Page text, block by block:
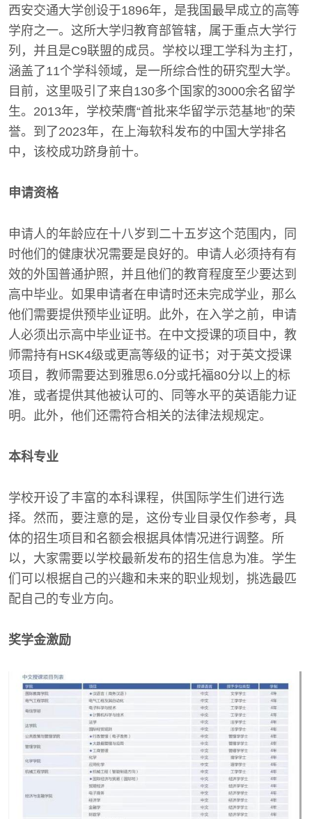
西安交通大学创设于1896年，是我国最早成立的高等
学府之一。这所大学归教育部管辖，属于重点大学行
列，并且是C9联盟的成员。学校以理工学科为主打，
涵盖了11个学科领域，是一所综合性的研究型大学。
目前，这里吸引了来自130多个国家的3000余名留学
生。2013年，学校荣膺“首批来华留学示范基地”的荣
誉。到了2023年，在上海软科发布的中国大学排名
中，该校成功跻身前十。
申请资格
申请人的年龄应在十八岁到二十五岁这个范围内，同
时他们的健康状况需要是良好的。申请人必须持有有
效的外国普通护照，并且他们的教育程度至少要达到
高中毕业。如果申请者在申请时还未完成学业，那么
他们需要提供预毕业证明。此外，在入学之前，申请
人必须出示高中毕业证书。在中文授课的项目中，教
师需持有HSK4级或更高等级的证书；对于英文授课
项目，教师需要达到雅思6.0分或托福80分以上的标
准，或者提供其他被认可的、同等水平的英语能力证
明。此外，他们还需符合相关的法律法规规定。
本科专业
学校开设了丰富的本科课程，供国际学生们进行选
择。然而，要注意的是，这份专业目录仅作参考，具
体的招生项目和名额会根据具体情况进行调整。所
以，大家需要以学校最新发布的招生信息为准。学生
们可以根据自己的兴趣和未来的职业规划，挑选最匹
配自己的专业方向。
奖学金激励